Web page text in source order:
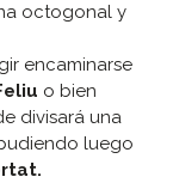
octogonal y
encaminarse
o bien
divisará una
luego